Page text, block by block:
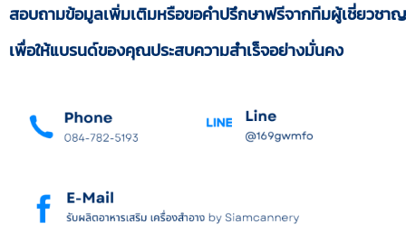
สอบถามข้อมูลเพิ่มเติมหรือขอคำปรึกษาฟรีจากทีมผู้เชี่ยวชาญ
เพื่อให้แบรนด์ของคุณประสบความสำเร็จอย่างมั่นคง